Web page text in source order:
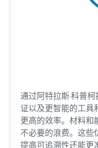
通过阿特拉斯·科普
证以及更智能的工具
更高的效率。材料和
不必要的浪费。这些
提高可追溯性还能更